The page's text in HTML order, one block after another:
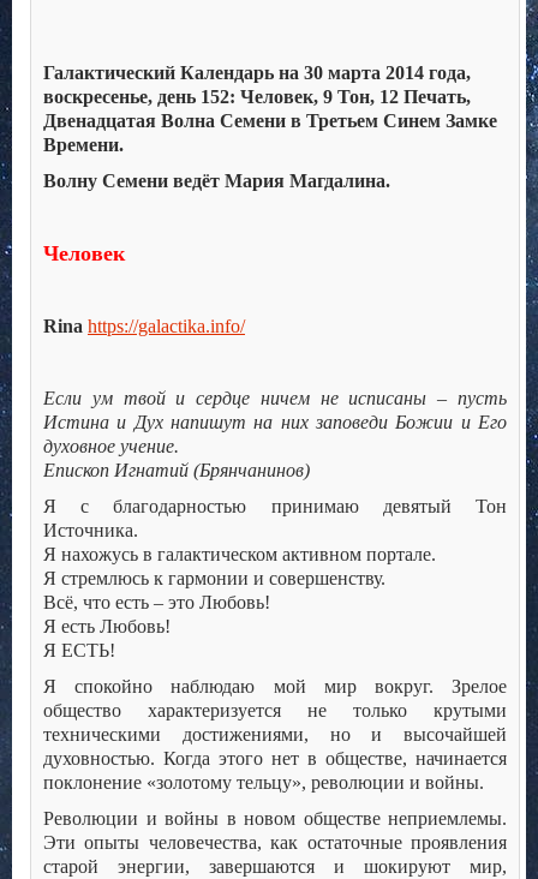
Галактический Календарь на 30 марта 2014 года,
воскресенье, день 152: Человек, 9 Тон, 12 Печать,
Двенадцатая Волна Семени в Третьем Синем Замке
Времени.
Волну Семени ведёт Мария Магдалина.
Человек
Rina https://galactika.info/
Если ум твой и сердце ничем не исписаны – пусть
Истина и Дух напишут на них заповеди Божии и Его
духовное учение.
Епископ Игнатий (Брянчанинов)
Я с благодарностью принимаю девятый Тон
Источника.
Я нахожусь в галактическом активном портале.
Я стремлюсь к гармонии и совершенству.
Всё, что есть – это Любовь!
Я есть Любовь!
Я ЕСТЬ!
Я спокойно наблюдаю мой мир вокруг. Зрелое
общество характеризуется не только крутыми
техническими достижениями, но и высочайшей
духовностью. Когда этого нет в обществе, начинается
поклонение «золотому тельцу», революции и войны.
Революции и войны в новом обществе неприемлемы.
Эти опыты человечества, как остаточные проявления
старой энергии, завершаются и шокируют мир,